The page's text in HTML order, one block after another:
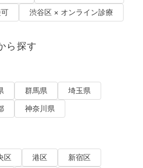
渋谷区 × オンライン診療
ら探す
群馬県
埼玉県
神奈川県
区 港区
新宿区